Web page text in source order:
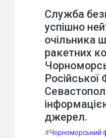
Служба
успішно
очільника
ракетних
Російської
джерел.
#Чорноморський